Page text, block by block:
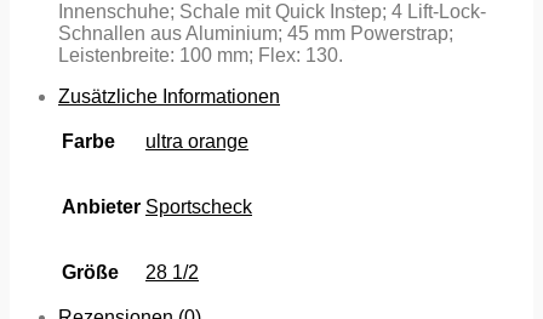
Innenschuhe; Schale mit Quick Instep; 4 Lift-Lock-
Schnallen aus Aluminium; 45 mm Powerstrap;
Leistenbreite: 100 mm; Flex: 130.
Zusätzliche Informationen
Farbe ultra orange
Anbieter Sportscheck
Größe 28 1/2